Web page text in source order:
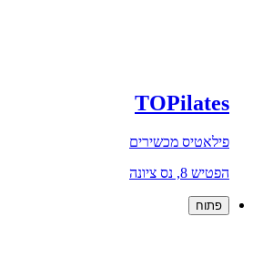
TOPilates
פילאטיס מכשירים
הפטיש 8, נס ציונה
פתוח